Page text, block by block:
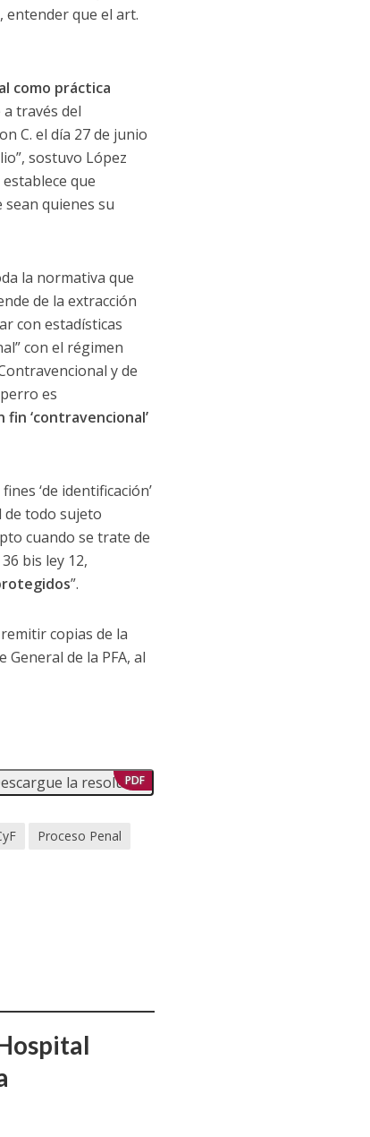
entender que el art.
como práctica
través del
C. el día 27 de junio
sostuvo López
que
quienes su
la normativa que
de la extracción
con estadísticas
con el régimen
y de
es
‘contravencional’
‘de identificación’
de todo sujeto
cuando se trate de
bis ley 12,
”.
copias de la
de la PFA, al
la resolución
PDF
Proceso Penal